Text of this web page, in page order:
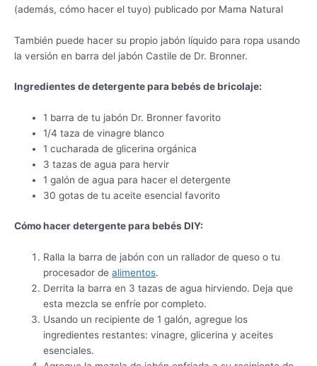
(además, cómo hacer el tuyo) publicado por Mama Natural
También puede hacer su propio jabón líquido para ropa usando
la versión en barra del jabón Castile de Dr. Bronner.
Ingredientes de detergente para bebés de bricolaje:
1 barra de tu jabón Dr. Bronner favorito
1/4 taza de vinagre blanco
1 cucharada de glicerina orgánica
3 tazas de agua para hervir
1 galón de agua para hacer el detergente
30 gotas de tu aceite esencial favorito
Cómo hacer detergente para bebés DIY:
Ralla la barra de jabón con un rallador de queso o tu
procesador dealimentos.
Derrita la barra en 3 tazas de agua hirviendo. Deja que
esta mezcla se enfríe por completo.
Usando un recipiente de 1 galón, agregue los
ingredientes restantes: vinagre, glicerina y aceites
esenciales.